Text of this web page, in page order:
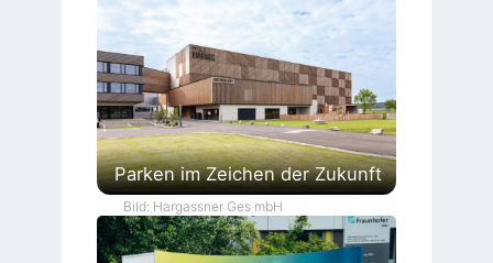
Parken im Zeichen der Zukunft
Bild: Hargassner Ges mbH